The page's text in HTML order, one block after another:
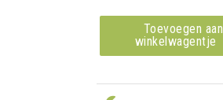
Toevoegen aan
winkelwagentje